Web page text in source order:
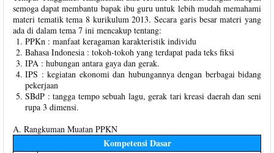
semoga dapat membantu bapak ibu guru untuk lebih mudah memahami
materi tematik tema 8 kurikulum 2013. Secara garis besar materi yang
ada di dalam tema 7 ini mencakup tentang:
PPKn : manfaat keragaman karakteristik individu
Bahasa Indonesia : tokoh-tokoh yang terdapat pada teks fiksi
IPA : hubungan antara gaya dan gerak.
IPS : kegiatan ekonomi dan hubungannya dengan berbagai bidang
pekerjaan
SBdP : tangga tempo sebuah lagu, gerak tari kreasi daerah dan seni
rupa 3 dimensi.
A. Rangkuman Muatan PPKN
Kompetensi Dasar